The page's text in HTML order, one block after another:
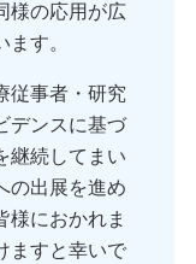
様の応用が広
す。
従事者・研究
デンスに基づ
継続してまい
の出展を進め
様におかれま
ますと幸いで